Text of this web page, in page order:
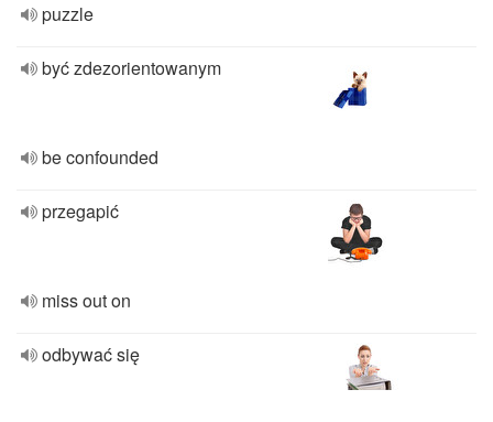
puzzle
być zdezorientowanym
be confounded
przegapić
miss out on
odbywać się